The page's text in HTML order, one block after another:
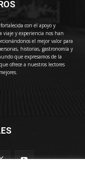
con el apoyo y
viaje y experiencia nos han
el mejor valor para
historias, gastronomía y
que expresamos de la
ofrece a nuestros lectores